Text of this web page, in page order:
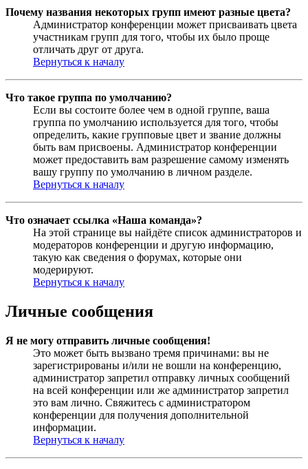
Почему названия некоторых групп имеют разные цвета?
Администратор конференции может присваивать цвета
участникам групп для того, чтобы их было проще
отличать друг от друга.
Вернуться к началу
Что такое группа по умолчанию?
Если вы состоите более чем в одной группе, ваша
группа по умолчанию используется для того, чтобы
определить, какие групповые цвет и звание должны
быть вам присвоены. Администратор конференции
может предоставить вам разрешение самому изменять
вашу группу по умолчанию в личном разделе.
Вернуться к началу
Что означает ссылка «Наша команда»?
На этой странице вы найдёте список администраторов и
модераторов конференции и другую информацию,
такую как сведения о форумах, которые они
модерируют.
Вернуться к началу
Личные сообщения
Я не могу отправить личные сообщения!
Это может быть вызвано тремя причинами: вы не
зарегистрированы и/или не вошли на конференцию,
администратор запретил отправку личных сообщений
на всей конференции или же администратор запретил
это вам лично. Свяжитесь с администратором
конференции для получения дополнительной
информации.
Вернуться к началу